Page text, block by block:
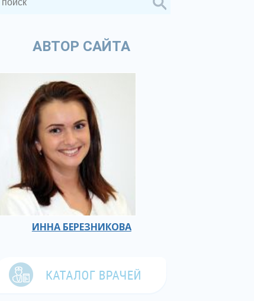
АВТОР САЙТА
ИННА БЕРЕЗНИКОВА